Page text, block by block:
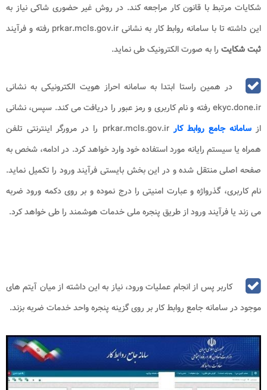
شکایات مرتبط با قانون کار مراجعه کند. در روش غیر حضوری شاکی نیاز به
این داشته تا با سامانه روابط کار به نشانی prkar.mcls.gov.ir رفته و فرآیند
ثبت شکایت را به صورت الکترونیک طی نماید.
در همین راستا ابتدا به سامانه احراز هویت الکترونیکی به نشانی
ekyc.done.ir رفته و نام کاربری و رمز عبور را دریافت می کند. سپس، نشانی
ازسامانه جامع روابط کار
prkar.mcls.gov.ir را در مرورگر اینترنتی تلفن
همراه یا سیستم رایانه مورد استفاده خود وارد خواهد کرد. در ادامه، شخص به
صفحه اصلی منتقل شده و در این بخش بایستی فرآیند ورود را تکمیل نماید.
نام کاربری، گذرواژه و عبارت امنیتی را درج نموده و بر روی دکمه ورود ضربه
می زند یا فرآیند ورود از طریق پنجره ملی خدمات هوشمند را طی خواهد کرد.